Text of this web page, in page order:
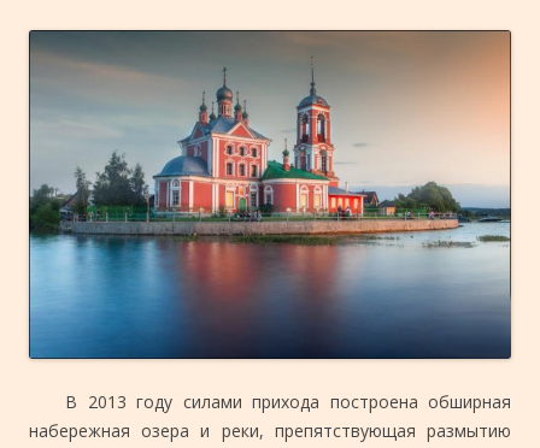
В 2013 году силами прихода построена обширная
набережная озера и реки, препятствующая размытию